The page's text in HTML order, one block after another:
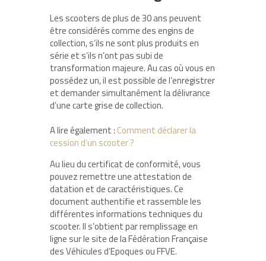
Les scooters de plus de 30 ans peuvent
être considérés comme des engins de
collection, s’ils ne sont plus produits en
série et s’ils n’ont pas subi de
transformation majeure. Au cas où vous en
possédez un, il est possible de l’enregistrer
et demander simultanément la délivrance
d’une carte grise de collection.
A lire également : Comment déclarer la
cession d’un scooter ?
Au lieu du certificat de conformité, vous
pouvez remettre une attestation de
datation et de caractéristiques. Ce
document authentifie et rassemble les
différentes informations techniques du
scooter. Il s’obtient par remplissage en
ligne sur le site de la Fédération Française
des Véhicules d’Epoques ou FFVE.